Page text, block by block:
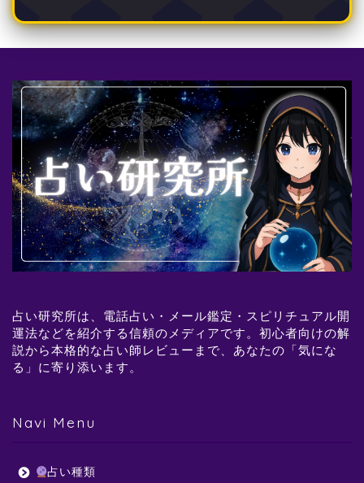
占い研究所は、電話占い・メール鑑定・スピリチュアル開
運法などを紹介する信頼のメディアです。初心者向けの解
説から本格的な占い師レビューまで、あなたの「気にな
る」に寄り添います。
Navi Menu
占い種類